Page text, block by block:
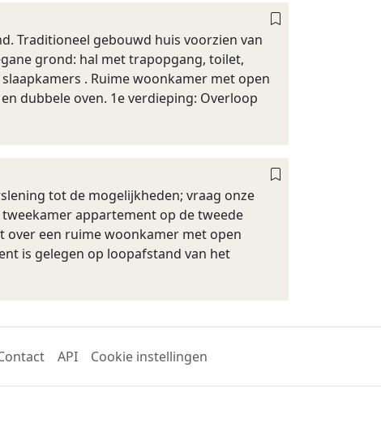
Traditioneel gebouwd huis voorzien van
grond: hal met trapopgang, toilet,
. Ruime woonkamer met open
dubbele oven. 1e verdieping: Overloop
tot de mogelijkheden; vraag onze
appartement op de tweede
een ruime woonkamer met open
is gelegen op loopafstand van het
API Cookie instellingen